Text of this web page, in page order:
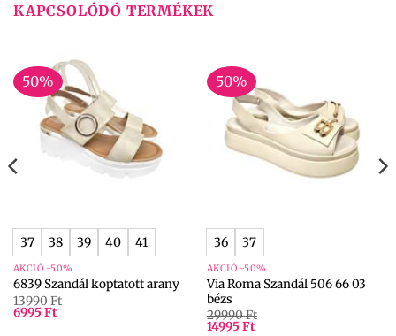
KAPCSOLÓDÓ TERMÉKEK
50%
37 38 39 40 41
AKCIÓ -50%
6839 Szandál koptatott arany
13990Ft
6995Ft
50%
36 37
AKCIÓ -50%
Via Roma Szandál 506 66 03
bézs
29990Ft
14995Ft